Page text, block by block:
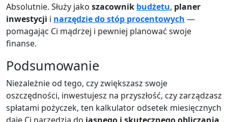
Absolutnie. Służy jako szacownik budżetu, planer
inwestycji i narzędzie do stóp procentowych —
pomagając Ci mądrzej i pewniej planować swoje
finanse.
Podsumowanie
Niezależnie od tego, czy zwiększasz swoje
oszczędności, inwestujesz na przyszłość, czy zarządzasz
spłatami pożyczek, ten kalkulator odsetek miesięcznych